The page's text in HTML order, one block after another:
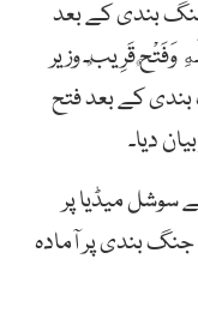
بندی کے بعد
وَفَتْحٌ قَرِيبٌ۔ وزیر
کے بعد فتح
دیا۔
سوشل میڈیا پر
جنگ بندی پر آمادہ